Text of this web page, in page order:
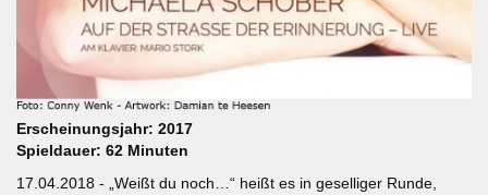
Erscheinungsjahr: 2017
Spieldauer: 62 Minuten
17.04.2018 - „Weißt du noch…“ heißt es in geselliger Runde,